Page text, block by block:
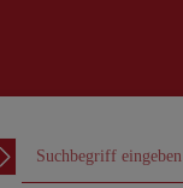
OUTFITS CURVY